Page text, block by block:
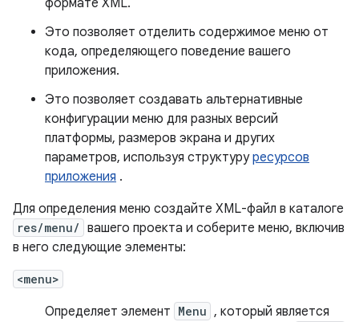
формате XML.
Это позволяет отделить содержимое меню от
кода, определяющего поведение вашего
приложения.
Это позволяет создавать альтернативные
конфигурации меню для разных версий
платформы, размеров экрана и других
параметров, используя структуруресурсов
приложения .
Для определения меню создайте XML-файл в каталоге
res/menu/ вашего проекта и соберите меню, включив
в него следующие элементы:
<menu>
Определяет элемент Menu , который является